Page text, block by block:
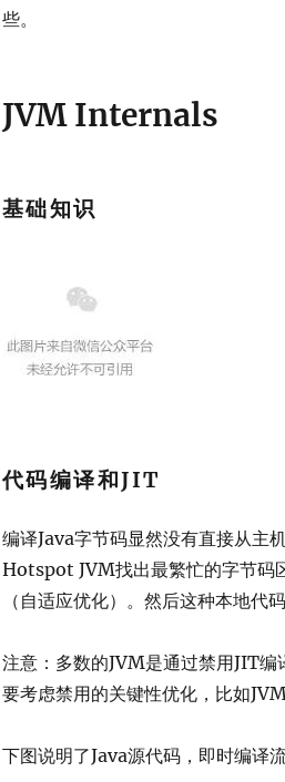
些。
JVM Internals
基础知识
代码编译和JIT
编译Java字节码显然没有直接从主
Hotspot JVM找出最繁忙的字节码
（自适应优化）。然后这种本地代
注意：多数的JVM是通过禁用JIT
要考虑禁用的关键性优化，比如JVM
下图说明了Java源代码，即时编译